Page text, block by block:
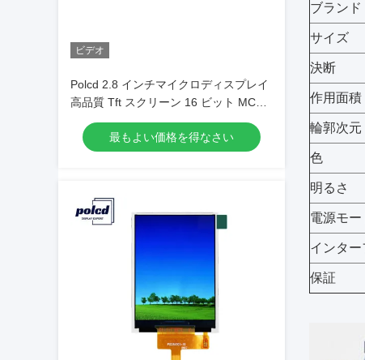
ビデオ
Polcd 2.8 インチマイクロディスプレイ
高品質 Tft スクリーン 16 ビット MCU
SPI インターフェイススマート LCD モ
ジュール最もよい価格を得なさい
ブランド
サイズ
決断
作用面積
輪郭次元
色
明るさ
電源モー
インター
保証